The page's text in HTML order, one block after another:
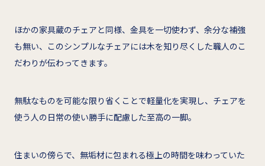
ほかの家具蔵のチェアと同様、金具を一切使わず、余分な補強
も無い、このシンプルなチェアには木を知り尽くした職人のこ
だわりが伝わってきます。
無駄なものを可能な限り省くことで軽量化を実現し、チェアを
使う人の日常の使い勝手に配慮した至高の一脚。
住まいの傍らで、無垢材に包まれる極上の時間を味わっていた